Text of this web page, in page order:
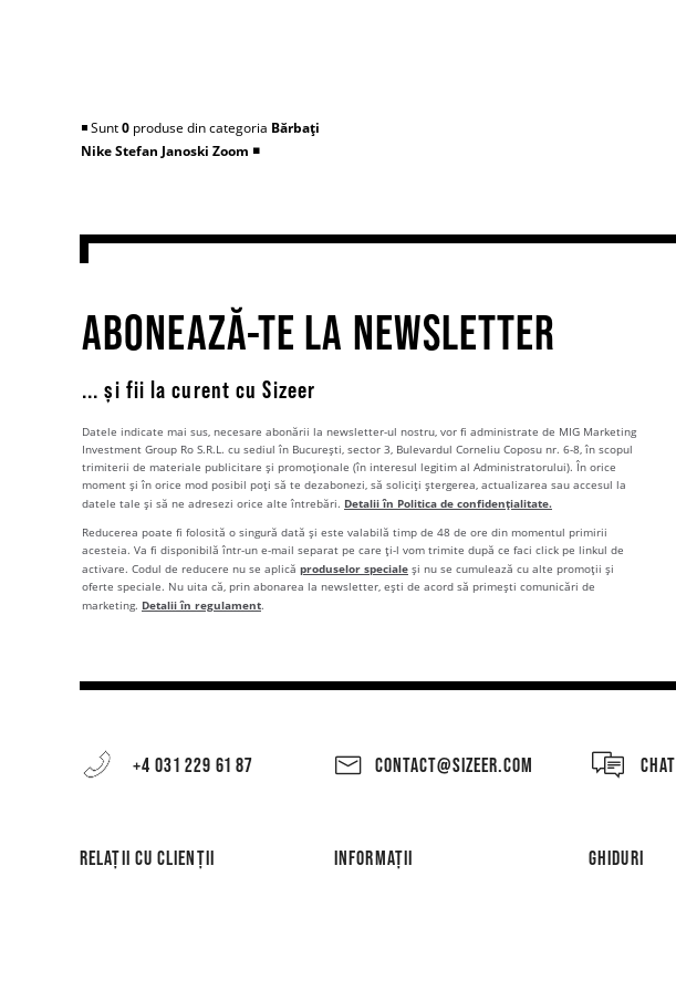
◾️ Sunt0 produse din categoria Bărbați
Nike Stefan Janoski Zoom ◾️
ABONEAZĂ-TE LA NEWSLETTER
... și fii la curent cu Sizeer
Datele indicate mai sus, necesare abonării la newsletter-ul nostru, vor fi administrate de MIG Marketing
Investment Group Ro S.R.L. cu sediul în București, sector 3, Bulevardul Corneliu Coposu nr. 6-8, în scopul
trimiterii de materiale publicitare și promoționale (în interesul legitim al Administratorului). În orice
moment și în orice mod posibil poți să te dezabonezi, să soliciți ștergerea, actualizarea sau accesul la
datele tale și să ne adresezi orice alte întrebări. Detalii în Politica de confidențialitate.
Reducerea poate fi folosită o singură dată și este valabilă timp de 48 de ore din momentul primirii
acesteia. Va fi disponibilă într-un e-mail separat pe care ți-l vom trimite după ce faci click pe linkul de
activare. Codul de reducere nu se aplică produselor speciale și nu se cumulează cu alte promoții și
oferte speciale. Nu uita că, prin abonarea la newsletter, ești de acord să primești comunicări de
marketing. Detalii în regulament.
+4 031 229 61 87 CONTACT@SIZEER.COM CHAT
RELAȚII CU CLIENȚII INFORMAȚII GHIDURI